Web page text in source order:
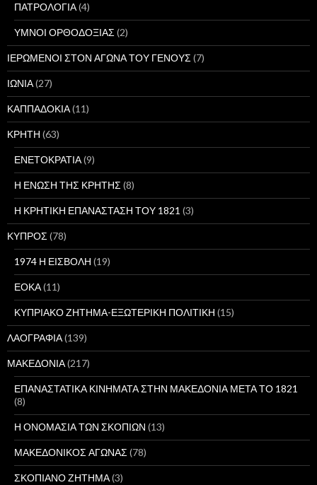
ΠΑΤΡΟΛΟΓΙΑ(4)
ΥΜΝΟΙ ΟΡΘΟΔΟΞΙΑΣ (2)
ΙΕΡΩΜΕΝΟΙ ΣΤΟΝ ΑΓΩΝΑ ΤΟΥ ΓΕΝΟΥΣ (7)
ΙΩΝΙΑ(27)
ΚΑΠΠΑΔΟΚΙΑ(11)
ΚΡΗΤΗ (63)
ΕΝΕΤΟΚΡΑΤΙΑ(9)
Η ΕΝΩΣΗ ΤΗΣ ΚΡΗΤΗΣ (8)
Η ΚΡΗΤΙΚΗ ΕΠΑΝΑΣΤΑΣΗ ΤΟΥ 1821 (3)
ΚΥΠΡΟΣ (78)
1974 Η ΕΙΣΒΟΛΗ (19)
ΕΟΚΑ(11)
ΚΥΠΡΙΑΚΟ ΖΗΤΗΜΑ-ΕΞΩΤΕΡΙΚΗ ΠΟΛΙΤΙΚΗ (15)
ΛΑΟΓΡΑΦΙΑ(139)
ΜΑΚΕΔΟΝΙΑ(217)
ΕΠΑΝΑΣΤΑΤΙΚΑ ΚΙΝΗΜΑΤΑ ΣΤΗΝ ΜΑΚΕΔΟΝΙΑ ΜΕΤΑ ΤΟ 1821
(8)
Η ΟΝΟΜΑΣΙΑ ΤΩΝ ΣΚΟΠΙΩΝ (13)
ΜΑΚΕΔΟΝΙΚΟΣ ΑΓΩΝΑΣ (78)
ΣΚΟΠΙΑΝΟ ΖΗΤΗΜΑ(3)